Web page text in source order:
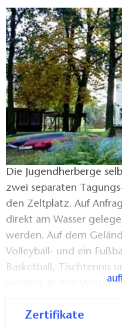
Die Jugendherberge
zwei separaten
den Zeltplatz. Auf
direkt am Wasser
werden. Auf dem
Volleyball- und ein
Basketball, Tischtennis
werden. In den
Personen komplett zur
Zertifikate